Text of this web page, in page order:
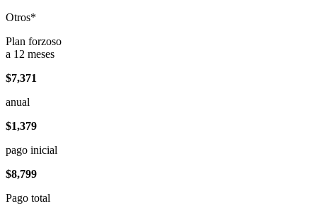
Otros*
Plan forzoso
a 12 meses
$7,371
anual
$1,379
pago inicial
$8,799
Pago total